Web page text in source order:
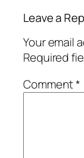
Leave a
Your email
Required
Comment*